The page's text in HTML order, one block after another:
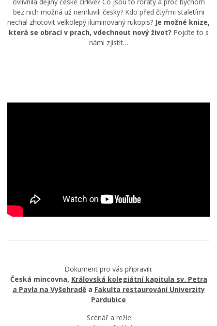
bez nich možná už nemluvili česky? Kdo před čtyřmi staletími
nechal zhotovit velkolepý iluminovaný rukopis? Je možné knize,
která se obrací v prach, vdechnout nový život? Pojďte to s
námi zjistit…
Dokument pro vás připravili:
Česká mincovna, Královská kolegiátní kapitula sv. Petra
a Pavla na Vyšehraděa Fakulta restaurování Univerzity
Pardubice
Scénář a režie: